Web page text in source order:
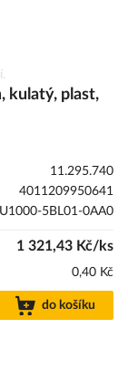
kulatý, plast,
11.295.740
4011209950641
5BL01-0AA0
1 321,43 Kč/ks
0,40 Kč
do košíku